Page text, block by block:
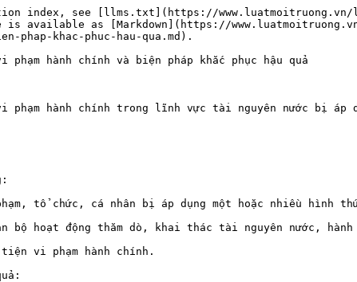
index, see [llms.txt](https://
is available as [Markdown](https://
phap-khac-phuc-hau-qua.md).
hành chính và biện pháp khắc phục hậu quả
phạm hành chính trong lĩnh vực tài nguyên nước bị áp
tổ chức, cá nhân bị áp dụng một hoặc nhiều hình
bộ hoạt động thăm dò, khai thác tài nguyên nước,
vi phạm hành chính.